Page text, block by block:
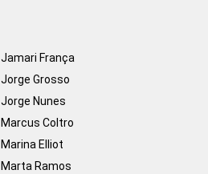
Jamari França
Jorge Grosso
Jorge Nunes
Marcus Coltro
Marina Elliot
Marta Ramos